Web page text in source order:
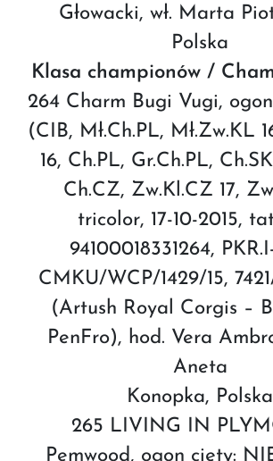
Głowacki, wł. Marta
Polska
Klasa championów /
264 Charm Bugi Vugi,
(CIB, Mł.Ch.PL, Mł.Zw.KL
16, Ch.PL, Gr.Ch.PL,
Ch.CZ, Zw.Kl.CZ 17,
tricolor, 17-10-2015,
94100018331264,
CMKU/WCP/1429/15,
(Artush Royal Corgis –
PenFro), hod. Vera
Aneta
Konopka, Polska
265 LIVING IN
Pemwood, ogon cięty: